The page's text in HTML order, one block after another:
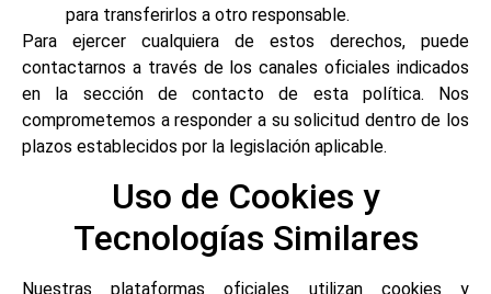
para transferirlos a otro responsable.
Para ejercer cualquiera de estos derechos, puede
contactarnos a través de los canales oficiales indicados
en la sección de contacto de esta política. Nos
comprometemos a responder a su solicitud dentro de los
plazos establecidos por la legislación aplicable.
Uso de Cookies y
Tecnologías Similares
Nuestras plataformas oficiales utilizan cookies y